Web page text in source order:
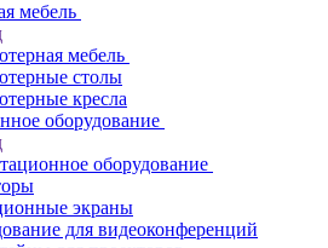
мебель
мебель
столы
кресла
оборудование
оборудование
экраны
для видеоконференций